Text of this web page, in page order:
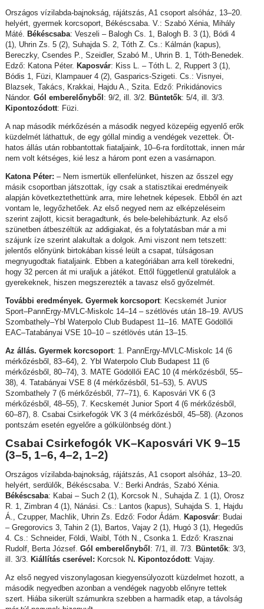
Országos vízilabda-bajnokság, rájátszás, A1 csoport alsóház, 13–20.
helyért, gyermek korcsoport, Békéscsaba. V.: Szabó Xénia, Mihály
Máté. Békéscsaba: Veszeli – Balogh Cs. 1, Balogh B. 3 (1), Bódi 4
(1), Uhrin Zs. 5 (2), Suhajda S. 2, Tóth Z. Cs.: Kálmán (kapus),
Bereczky, Csendes P., Szeidler, Szabó M., Uhrin B. 1, Tóth-Benedek.
Edző: Katona Péter. Kaposvár: Kiss L. – Tóth L. 2, Ruppert 3 (1),
Bódis 1, Füzi, Klampauer 4 (2), Gasparics-Szigeti. Cs.: Visnyei,
Blazsek, Takács, Krakkai, Hajdu A., Szita. Edző: Prikidánovics
Nándor. Gól emberelőnyből: 9/2, ill. 3/2. Büntetők: 5/4, ill. 3/3.
Kipontozódott: Füzi.
A nap második mérkőzésén a második negyed közepéig egyenlő erők
küzdelmét láthattuk, de egy góllal mindig a vendégek vezettek. Öt-
hatos állás után robbantottak fiataljaink, 10–6-ra fordítottak, innen már
nem volt kétséges, kié lesz a három pont ezen a vasárnapon.
Katona Péter: – Nem ismertük ellenfelünket, hiszen az ősszel egy
másik csoportban játszottak, így csak a statisztikai eredményeik
alapján következtethettünk arra, mire lehetnek képesek. Ebből én azt
vontam le, legyőzhetőek. Az első negyed nem az elképzeléseim
szerint zajlott, kicsit beragadtunk, és bele-belehibáztunk. Az első
szünetben átbeszéltük az addigiakat, és a folytatásban már a mi
szájunk íze szerint alakultak a dolgok. Ami viszont nem tetszett:
jelentős előnyünk birtokában kissé leült a csapat, túlságosan
megnyugodtak fiataljaink. Ebben a kategóriában arra kell törekedni,
hogy 32 percen át mi uraljuk a játékot. Ettől függetlenül gratulálok a
gyerekeknek, hiszen megszerezték a tavasz első győzelmét.
További eredmények. Gyermek korcsoport: Kecskemét Junior
Sport–PannErgy-MVLC-Miskolc 14–14 – szétlövés után 18–19. AVUS
Szombathely–Ybl Waterpolo Club Budapest 11–16. MATE Gödöllői
EAC–Tatabányai VSE 10–10 – szétlövés után 13–15.
Az állás. Gyermek korcsoport: 1. PannErgy-MVLC-Miskolc 14 (6
mérkőzésből, 83–64), 2. Ybl Waterpolo Club Budapest 11 (6
mérkőzésből, 80–74), 3. MATE Gödöllői EAC 10 (4 mérkőzésből, 55–
38), 4. Tatabányai VSE 8 (4 mérkőzésből, 51–53), 5. AVUS
Szombathely 7 (6 mérkőzésből, 77–71), 6. Kaposvári VK 6 (3
mérkőzésből, 48–55), 7. Kecskemét Junior Sport 4 (6 mérkőzésből,
60–87), 8. Csabai Csirkefogók VK 3 (4 mérkőzésből, 45–58). (Azonos
pontszám esetén egyelőre a gólkülönbség dönt.)
Csabai Csirkefogók VK–Kaposvári VK 9–15
(3–5, 1–6, 4–2, 1–2)
Országos vízilabda-bajnokság, rájátszás, A1 csoport alsóház, 13–20.
helyért, serdülők, Békéscsaba. V.: Berki András, Szabó Xénia.
Békéscsaba: Kabai – Such 2 (1), Korcsok N., Suhajda Z. 1 (1), Orosz
R. 1, Zimbran 4 (1), Nánási. Cs.: Lantos (kapus), Suhajda S. 1, Hajdu
Á., Czupper, Machlik, Uhrin Zs. Edző: Fodor Ádám. Kaposvár: Budai
– Gregorovics 3, Tahin 2 (1), Bartos, Vajay 2 (1), Hugó 3 (1), Hegedűs
4. Cs.: Schneider, Földi, Waibl, Tóth N., Csonka 1. Edző: Krasznai
Rudolf, Berta József. Gól emberelőnyből: 7/1, ill. 7/3. Büntetők: 3/3,
ill. 3/3. Kiállítás cserével: Korcsok N. Kipontozódott: Vajay.
Az első negyed viszonylagosan kiegyensúlyozott küzdelmet hozott, a
második negyedben azonban a vendégek nagyobb előnyre tettek
szert. Hiába sikerült számunkra szebben a harmadik etap, a távolság